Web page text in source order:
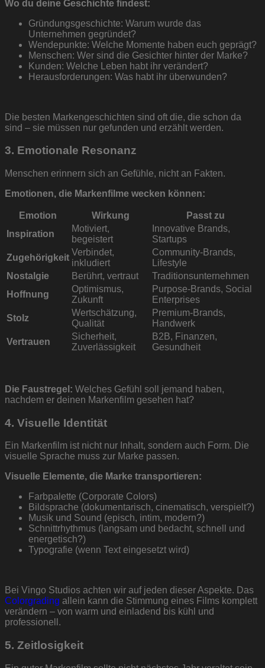
Wo du deine Geschichte findest:
Gründungsgeschichte: Warum wurde das
Unternehmen gegründet?
Wendepunkte: Welche Momente haben euch geprägt?
Menschen: Wer sind die Gesichter hinter der Marke?
Kunden: Welche Leben habt ihr verändert?
Herausforderungen: Was habt ihr überwunden?
Die besten Markengeschichten sind oft die, die schon da
sind – sie müssen nur gefunden und erzählt werden.
3. Emotionale Resonanz
Menschen erinnern sich an Gefühle, nicht an Fakten.
Emotionen, die Markenfilme wecken können:
Emotion Wirkung
Passt zu
Inspiration
Motiviert,
begeistert
Innovative Brands,
Startups
Zugehörigkeit
Verbindet,
inkludiert
Community-Brands,
Lifestyle
Nostalgie
Berührt, vertraut
Traditionsunternehmen
Hoffnung
Optimismus,
Zukunft
Purpose-Brands, Social
Enterprises
Stolz
Wertschätzung,
Qualität
Premium-Brands,
Handwerk
Vertrauen
Sicherheit,
Zuverlässigkeit
B2B, Finanzen,
Gesundheit
Die Faustregel: Welches Gefühl soll jemand haben,
nachdem er deinen Markenfilm gesehen hat?
4. Visuelle Identität
Ein Markenfilm ist nicht nur Inhalt, sondern auch Form. Die
visuelle Sprache muss zur Marke passen.
Visuelle Elemente, die Marke transportieren:
Farbpalette (Corporate Colors)
Bildsprache (dokumentarisch, cinematisch, verspielt?)
Musik und Sound (episch, intim, modern?)
Schnittrhythmus (langsam und bedacht, schnell und
energetisch?)
Typografie (wenn Text eingesetzt wird)
Bei Vingo Studios achten wir auf jeden dieser Aspekte. Das
Colorgrading allein kann die Stimmung eines Films komplett
verändern – von warm und einladend bis kühl und
professionell.
5. Zeitlosigkeit